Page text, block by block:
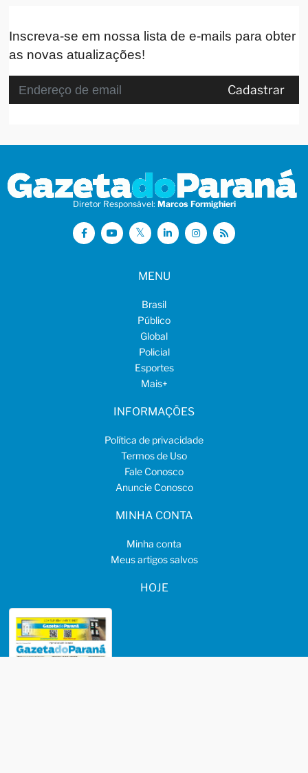
Inscreva-se em nossa lista de e-mails para obter
as novas atualizações!
Cadastrar
Diretor Responsável: Marcos Formighieri
MENU
Brasil
Público
Global
Policial
Esportes
Mais+
INFORMAÇÕES
Política de privacidade
Termos de Uso
Fale Conosco
Anuncie Conosco
MINHA CONTA
Minha conta
Meus artigos salvos
HOJE